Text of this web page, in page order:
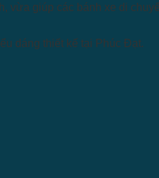
vừa giúp các bánh xe di
dáng thiết kế tại Phúc Đạt.